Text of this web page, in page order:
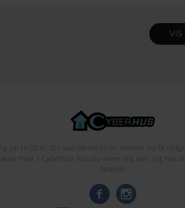
VIS
op til 25 år. Du kan skrive til en voksen og få
med. I Cyberhus kan du være dig selv, og har
hjælpe